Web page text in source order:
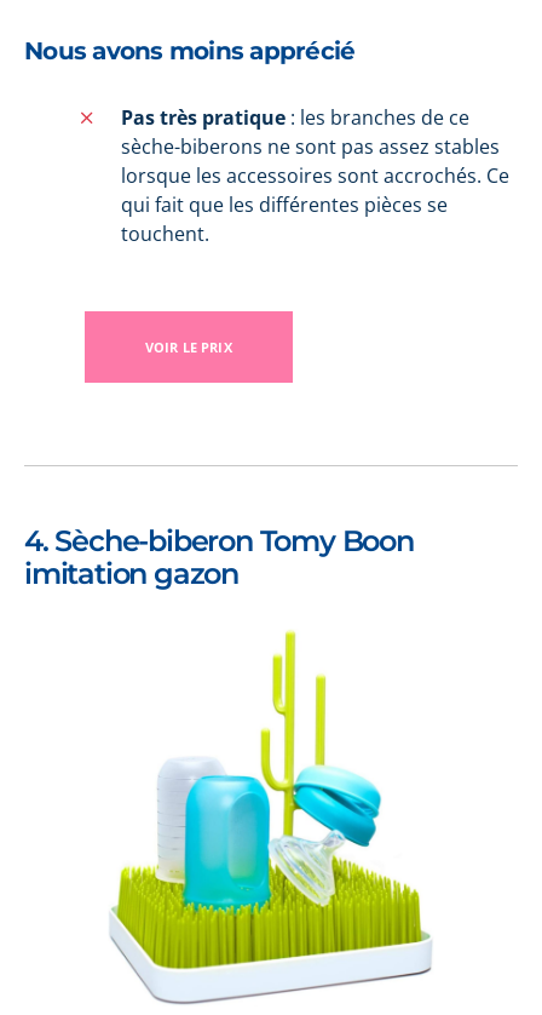
Nous avons moins apprécié
Pas très pratique : les branches de ce
sèche-biberons ne sont pas assez stables
lorsque les accessoires sont accrochés. Ce
qui fait que les différentes pièces se
touchent.
VOIR LE PRIX
4. Sèche-biberon Tomy Boon
imitation gazon